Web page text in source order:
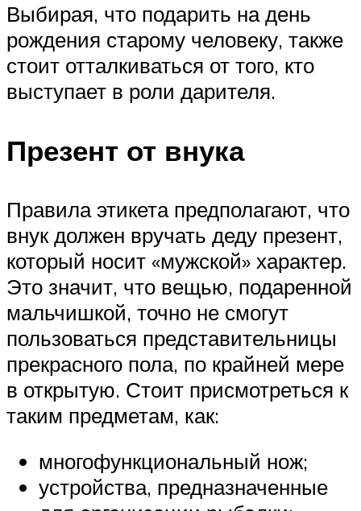
Выбирая, что подарить на день
рождения старому человеку, также
стоит отталкиваться от того, кто
выступает в роли дарителя.
Презент от внука
Правила этикета предполагают, что
внук должен вручать деду презент,
который носит «мужской» характер.
Это значит, что вещью, подаренной
мальчишкой, точно не смогут
пользоваться представительницы
прекрасного пола, по крайней мере
в открытую. Стоит присмотреться к
таким предметам, как:
многофункциональный нож;
устройства, предназначенные